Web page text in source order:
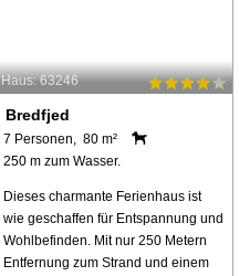
Haus: 63246
Bredfjed
7 Personen, 80 m²
250 m zum Wasser.
Dieses charmante Ferienhaus ist
wie geschaffen für Entspannung und
Wohlbefinden. Mit nur 250 Metern
Entfernung zum Strand und einem